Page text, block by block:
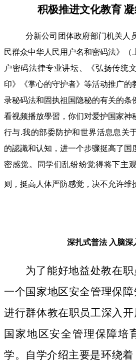
积极推进文化教育
分新公司团体政府部门机关人
民群众中华人民用户名和密码法》（
户密码法律专业讲坛、《弘扬传统
印》《掌心的守护者》等活动推广的
录秘码法和固执祖国隐秘的有关的条
看视频播放學習，你们对爱护国家神
行与.我的部委防护和世界活息息关
的認識和认知，进一个步骤挺高了国
密感觉。同学们乱纷纷觉得将下主
则，挺高人体严防感觉，决不允许维
深扎式普法 入脑深
为了能好地益处教在
一个国家地区安全管理保
进行群体教在职员工深入
国家地区安全管理保障培
学。自学介绍主要是环绕着